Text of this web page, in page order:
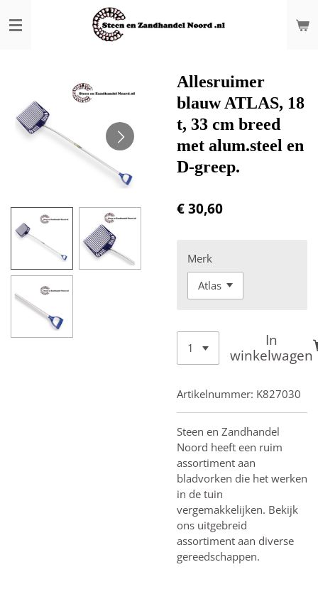
direct
Allesruimer
blauw ATLAS, 18
t, 33 cm breed
met alum.steel en
D-greep.
€ 30,60
Merk
In
winkelwagen
Artikelnummer: K827030
Steen en Zandhandel
Noord heeft een ruim
assortiment aan
bladvorken die het werken
in de tuin
vergemakkelijken. Bekijk
ons uitgebreid
assortiment aan diverse
gereedschappen.